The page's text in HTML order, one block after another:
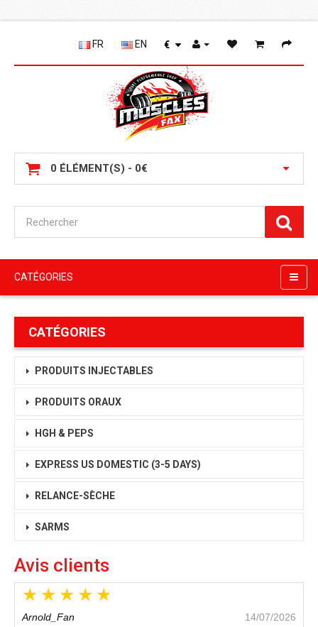
FR EN €
0 ÉLÉMENT(S) - 0€
CATÉGORIES
CATÉGORIES
PRODUITS INJECTABLES
PRODUITS ORAUX
HGH & PEPS
EXPRESS US DOMESTIC (3-5 DAYS)
RELANCE-SÈCHE
SARMS
Avis clients
Arnold_Fan 14/07/2026